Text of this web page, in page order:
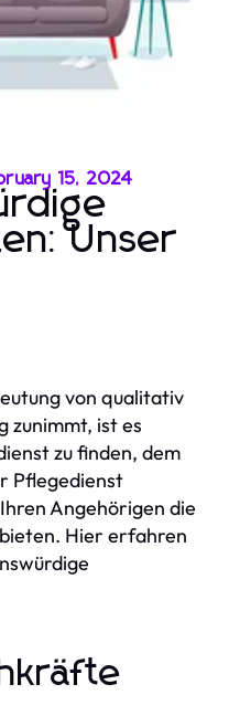
15, 2024
Unser
von qualitativ
zunimmt, ist es
zu finden, dem
Pflegedienst
Angehörigen die
Hier erfahren